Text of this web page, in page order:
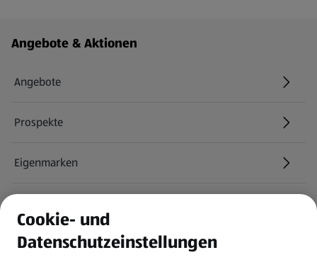
Fußzeilenmenü - weitere Links
Angebote & Aktionen
Angebote
Prospekte
Eigenmarken
Newsletter
Cookie- und
Datenschutzeinstellungen